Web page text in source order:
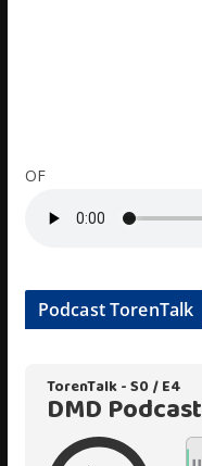
OF
Podcast TorenTalk